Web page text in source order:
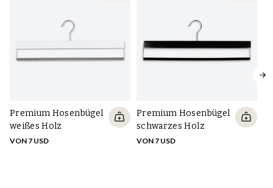
Premium Hosenbügel
weißes Holz
VON 7 USD
Premium Hosenbügel
schwarzes Holz
VON 7 USD